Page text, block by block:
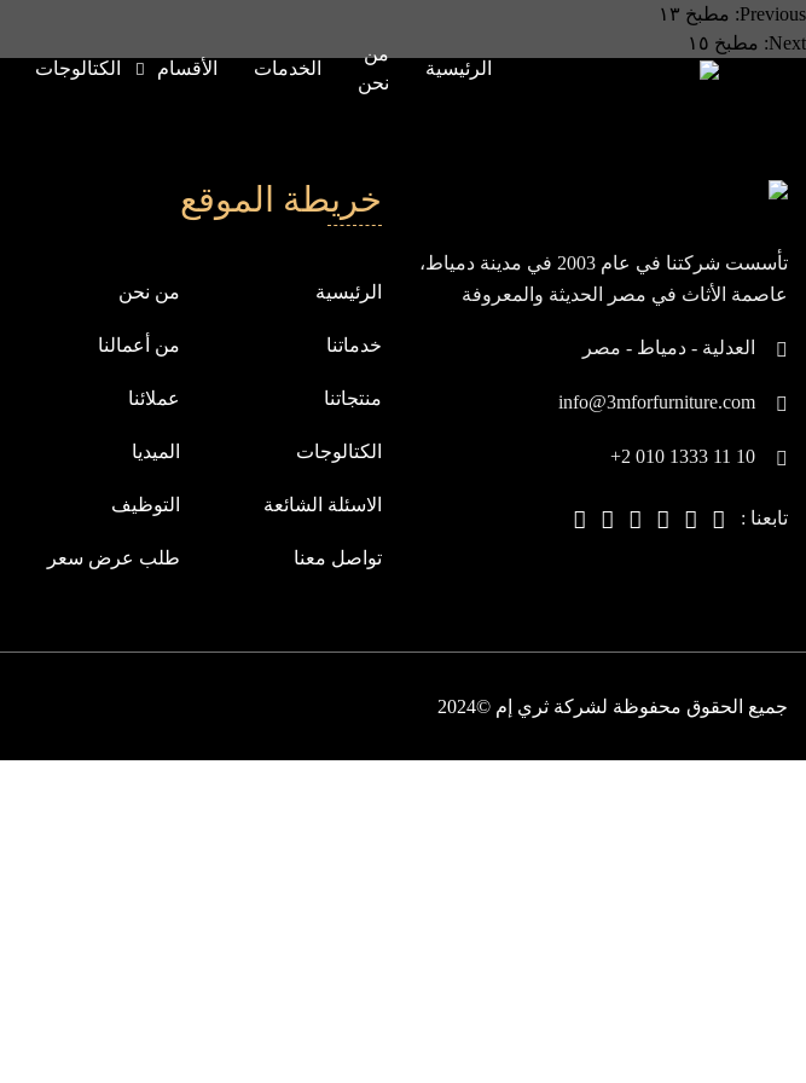
الرئيسية
من
نحن
الخدمات الأقسام الكتالوجات
تصفّح
المقالات
Previous:
مطبخ ١٣
Next:
مطبخ ١٥
تأسست شركتنا في عام 2003 في مدينة دمياط،
عاصمة الأثاث في مصر الحديثة والمعروفة
لنكون في مقدمة الشركات العالمية
العدلية - دمياط - مصر
info@3mforfurniture.com
+2 010 1333 11 10
تابعنا :
خريطة الموقع
الرئيسية من نحن
خدماتنا من أعمالنا
منتجاتنا عملائنا
الكتالوجات الميديا
الاسئلة الشائعة التوظيف
تواصل معنا طلب عرض سعر
جميع الحقوق محفوظة لشركة ثري إم ©2024